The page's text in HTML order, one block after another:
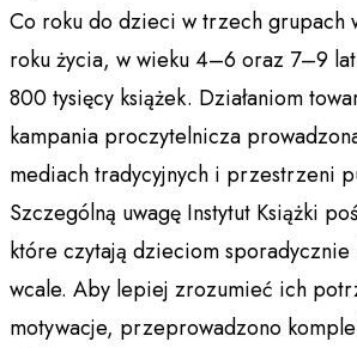
Co roku do dzieci w trzech grupach
roku życia, w wieku 4–6 oraz 7–9
800 tysięcy książek. Działaniom
kampania proczytelnicza
mediach tradycyjnych i przestrzeni
Szczególną uwagę Instytut Książki
które czytają dzieciom
wcale. Aby lepiej zrozumieć ich
motywacje, przeprowadzono